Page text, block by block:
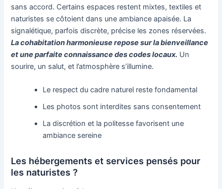
sans accord. Certains espaces restent mixtes, textiles et
naturistes se côtoient dans une ambiance apaisée. La
signalétique, parfois discrète, précise les zones réservées.
La cohabitation harmonieuse repose sur la bienveillance
et une parfaite connaissance des codes locaux. Un
sourire, un salut, et l’atmosphère s’illumine.
Le respect du cadre naturel reste fondamental
Les photos sont interdites sans consentement
La discrétion et la politesse favorisent une
ambiance sereine
Les hébergements et services pensés pour
les naturistes ?